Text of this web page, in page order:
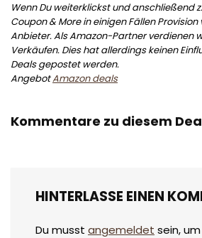
Wenn Du weiterklickst und anschließend
Coupon & More in einigen Fällen
Anbieter. Als Amazon-Partner verdienen
Verkäufen. Dies hat allerdings keinen
Deals gepostet werden.
AngebotAmazon deals
Kommentare zu diesem
HINTERLASSE EINEN
Du musst angemeldet sein,